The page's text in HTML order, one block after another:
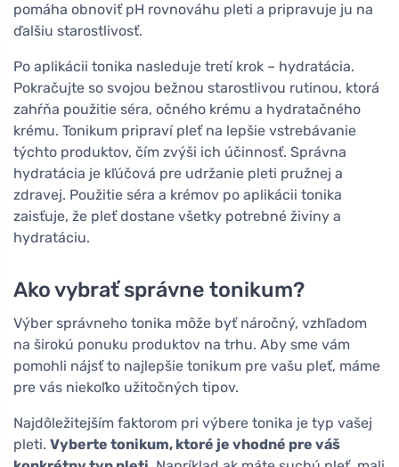
pomáha obnoviť pH rovnováhu pleti a pripravuje ju na
ďalšiu starostlivosť.
Po aplikácii tonika nasleduje tretí krok – hydratácia.
Pokračujte so svojou bežnou starostlivou rutinou, ktorá
zahŕňa použitie séra, očného krému a hydratačného
krému. Tonikum pripraví pleť na lepšie vstrebávanie
týchto produktov, čím zvýši ich účinnosť. Správna
hydratácia je kľúčová pre udržanie pleti pružnej a
zdravej. Použitie séra a krémov po aplikácii tonika
zaisťuje, že pleť dostane všetky potrebné živiny a
hydratáciu.
Ako vybrať správne tonikum?
Výber správneho tonika môže byť náročný, vzhľadom
na širokú ponuku produktov na trhu. Aby sme vám
pomohli nájsť to najlepšie tonikum pre vašu pleť, máme
pre vás niekoľko užitočných tipov.
Najdôležitejším faktorom pri výbere tonika je typ vašej
pleti. Vyberte tonikum, ktoré je vhodné pre váš